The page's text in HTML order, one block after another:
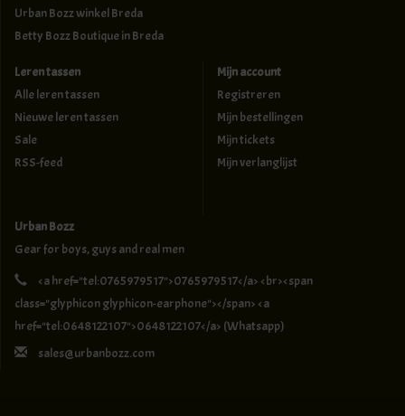
Urban Bozz winkel Breda
Betty Bozz Boutique in Breda
Leren tassen
Alle leren tassen
Nieuwe leren tassen
Sale
RSS-feed
Mijn account
Registreren
Mijn bestellingen
Mijn tickets
Mijn verlanglijst
Urban Bozz
Gear for boys, guys and real men
<a href="tel:0765979517">0765979517</a> <br><span
class="glyphicon glyphicon-earphone"></span> <a
href="tel:0648122107">0648122107</a> (Whatsapp)
sales@urbanbozz.com